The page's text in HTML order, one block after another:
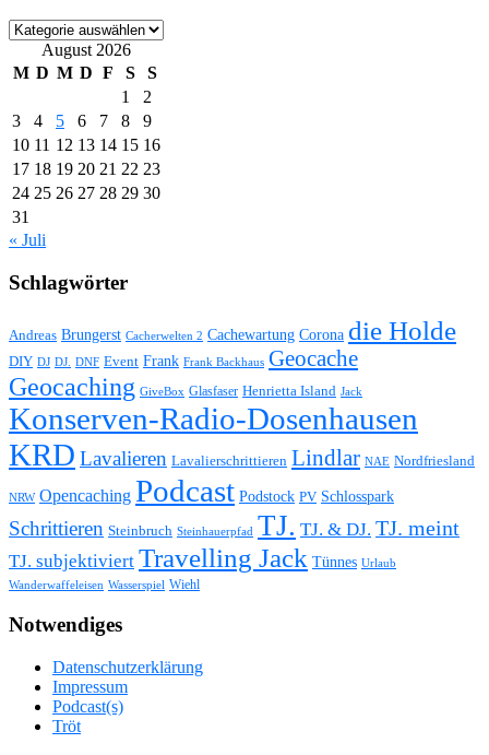
Qual
Wahl
August 2026
M D M D F S
S
1
2
3
4 5 6 7 8
9
10 11 12 13 14 15 16
17 18 19 20 21 22 23
24 25 26 27 28 29 30
31
« Juli
Schlagwörter
Andreas Brungerst Cacherwelten 2 Cachewartung Corona die Holde
DIY DJ DJ. DNF Event Frank Frank Backhaus Geocache
Geocaching GiveBox Glasfaser Henrietta Island Jack
Konserven-Radio-Dosenhausen
KRD Lavalieren Lavalierschrittieren Lindlar NAE Nordfriesland
NRW Opencaching Podcast Podstock PV Schlosspark
Schrittieren Steinbruch Steinhauerpfad TJ. TJ. & DJ. TJ. meint
TJ. subjektiviert Travelling Jack Tünnes Urlaub
Wanderwaffeleisen Wasserspiel Wiehl
Notwendiges
Datenschutzerklärung
Impressum
Podcast(s)
Tröt